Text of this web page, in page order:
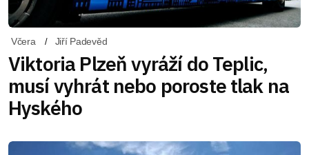
Včera Jiří Padevěd
Viktoria Plzeň vyráží do Teplic,
musí vyhrát nebo poroste tlak na
Hyského